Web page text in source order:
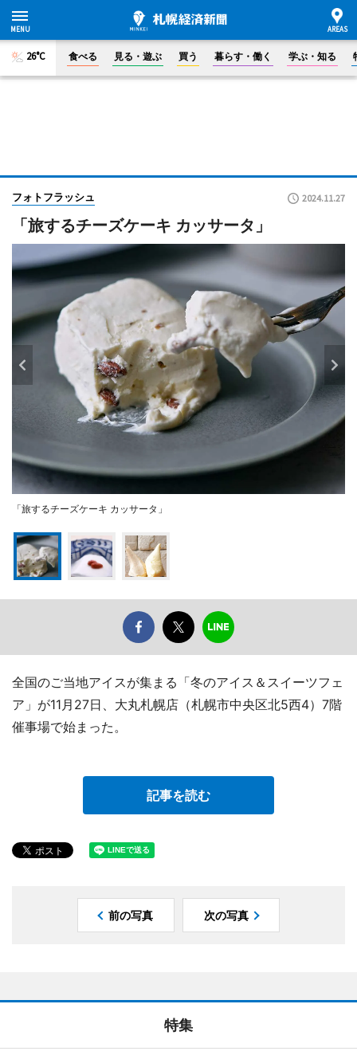
26°C 食べる 見る・遊ぶ 買う 暮らす・働く 学ぶ・知る
フォトフラッシュ 2024.11.27
「旅するチーズケーキ カッサータ」
「旅するチーズケーキ カッサータ」
全国のご当地アイスが集まる「冬のアイス＆スイーツフェ
ア」が11月27日、大丸札幌店（札幌市中央区北5西4）7階
催事場で始まった。
記事を読む
前の写真 次の写真
特集